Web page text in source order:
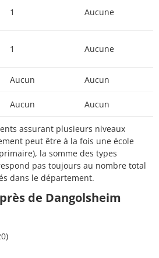
1 Aucune
1 Aucune
Aucun Aucun
Aucun Aucun
assurant plusieurs niveaux
peut être à la fois une école
la somme des types
pas toujours au nombre total
dans le département.
de Dangolsheim